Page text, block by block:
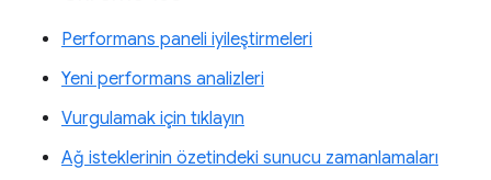
Performans paneli iyileştirmeleri
Yeni performans analizleri
Vurgulamak için tıklayın
Ağ isteklerinin özetindeki sunucu zamanlamaları